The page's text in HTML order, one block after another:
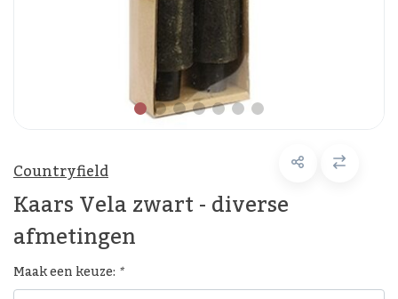
Countryfield
Kaars Vela zwart - diverse
afmetingen
Maak een keuze: *